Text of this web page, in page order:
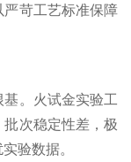
严苛工艺标准保障
。火试金实验工
次稳定性差，极
验数据。